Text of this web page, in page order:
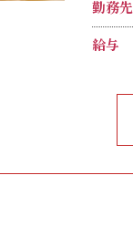
勤務先
給与